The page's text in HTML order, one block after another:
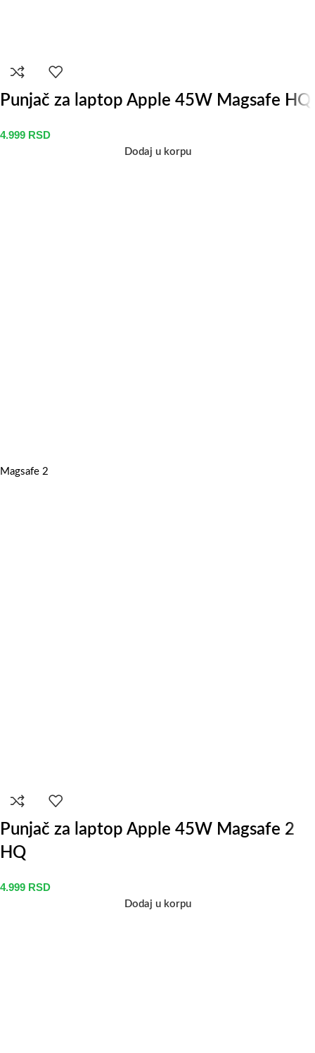
Punjač za laptop Apple 45W Magsafe HQ
4.999 RSD
Dodaj u korpu
Magsafe 2
Punjač za laptop Apple 45W Magsafe 2
HQ
4.999 RSD
Dodaj u korpu